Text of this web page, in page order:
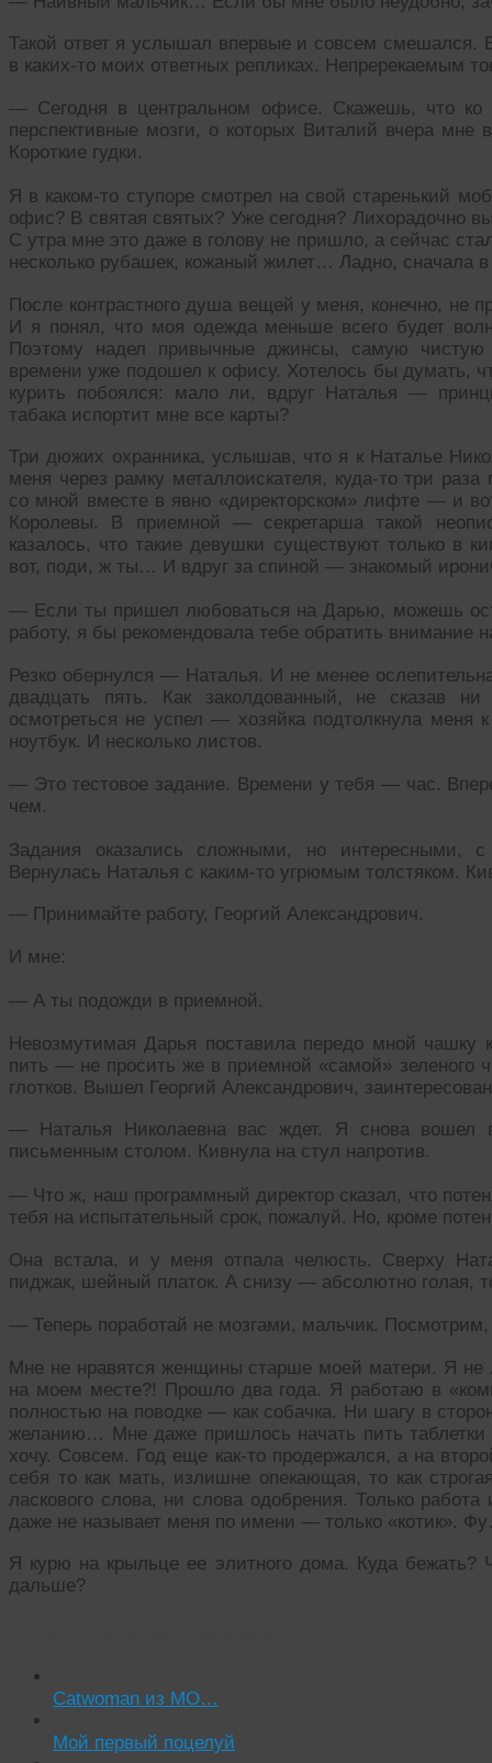
Такой ответ я услышал впервые и совсем смешался.
в каких-то моих ответных репликах. Непререкаемым
— Сегодня в центральном офисе. Скажешь, что
перспективные мозги, о которых Виталий вчера
Короткие гудки.
Я в каком-то ступоре смотрел на свой старенький
офис? В святая святых? Уже сегодня? Лихорадочно
С утра мне это даже в голову не пришло, а сейчас
несколько рубашек, кожаный жилет… Ладно, сначала
После контрастного душа вещей у меня, конечно, не
И я понял, что моя одежда меньше всего будет
Поэтому надел привычные джинсы, самую чистую
времени уже подошел к офису. Хотелось бы думать,
курить побоялся: мало ли, вдруг Наталья —
табака испортит мне все карты?
Три дюжих охранника, услышав, что я к Наталье
меня через рамку металлоискателя, куда-то три
со мной вместе в явно «директорском» лифте — и
Королевы. В приемной — секретарша такой
казалось, что такие девушки существуют только в
вот, поди, ж ты… И вдруг за спиной — знакомый
— Если ты пришел любоваться на Дарью, можешь
работу, я бы рекомендовала тебе обратить внимание
Резко обернулся — Наталья. И не менее
двадцать пять. Как заколдованный, не сказав
осмотреться не успел — хозяйка подтолкнула
ноутбук. И несколько листов.
— Это тестовое задание. Времени у тебя — час.
чем.
Задания оказались сложными, но интересными,
Вернулась Наталья с каким-то угрюмым толстяком.
— Принимайте работу, Георгий Александрович.
И мне:
— А ты подожди в приемной.
Невозмутимая Дарья поставила передо мной чашку
пить — не просить же в приемной «самой» зеленого
глотков. Вышел Георгий Александрович,
— Наталья Николаевна вас ждет. Я снова вошел
письменным столом. Кивнула на стул напротив.
— Что ж, наш программный директор сказал, что
тебя на испытательный срок, пожалуй. Но, кроме
Она встала, и у меня отпала челюсть. Сверху
пиджак, шейный платок. А снизу — абсолютно голая,
— Теперь поработай не мозгами, мальчик.
Мне не нравятся женщины старше моей матери. Я
на моем месте?! Прошло два года. Я работаю в
полностью на поводке — как собачка. Ни шагу в
желанию… Мне даже пришлось начать пить
хочу. Совсем. Год еще как-то продержался, а на
себя то как мать, излишне опекающая, то как
ласкового слова, ни слова одобрения. Только
даже не называет меня по имени — только «котик».
Я курю на крыльце ее элитного дома. Куда
дальше?
Catwoman из МО…
Мой первый поцелуй